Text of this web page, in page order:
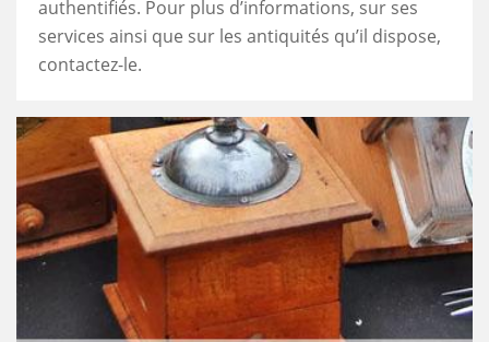
authentifiés. Pour plus d’informations, sur ses
services ainsi que sur les antiquités qu’il dispose,
contactez-le.